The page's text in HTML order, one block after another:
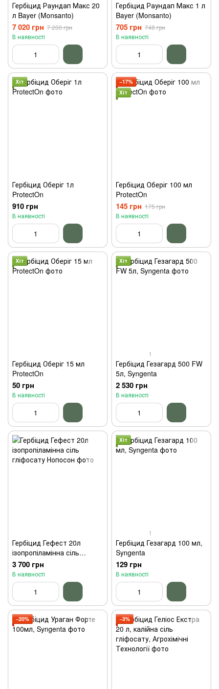
Гербіцид Раундап Макс 20
л Bayer (Monsanto)
7 020 грн 7 200 грн
В наявності
Гербіцид Раундап Макс 1 л
Bayer (Monsanto)
705 грн 748 грн
В наявності
Хіт
Гербіцид Оберіг 1л
ProtectOn
910 грн
В наявності
−17%
Хіт
Гербіцид Оберіг 100 мл
ProtectOn
145 грн 175 грн
В наявності
Хіт
Гербіцид Оберіг 15 мл
ProtectOn
50 грн
В наявності
Хіт
1
Гербіцид Гезагард 500 FW
5л, Syngenta
2 530 грн
В наявності
Гербіцид Гефест 20л
ізопропіламінна сіль
гліфосату Нопосон
3 700 грн
В наявності
Хіт
1
Гербіцид Гезагард 100 мл,
Syngenta
129 грн
В наявності
−20% −3%